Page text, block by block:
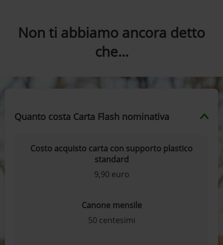
Non ti abbiamo ancora detto
che...
Quanto costa Carta Flash nominativa
Costo acquisto carta con supporto plastico
standard
9,90 euro
Canone mensile
50 centesimi